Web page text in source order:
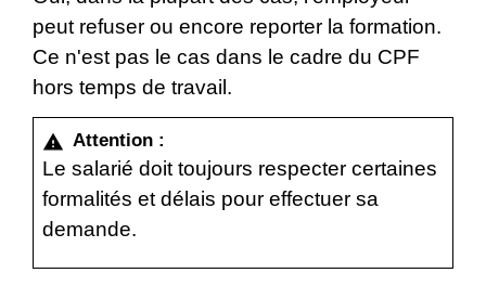
peut refuser ou encore reporter la formation.
Ce n'est pas le cas dans le cadre du CPF
hors temps de travail.
warning Attention :
Le salarié doit toujours respecter certaines
formalités et délais pour effectuer sa
demande.